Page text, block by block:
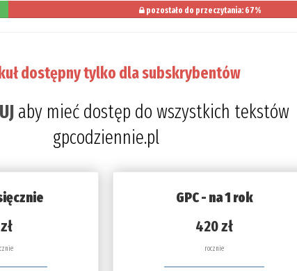
pozostało do przeczytania: 67%
dostępny tylko dla subskrybentów
aby mieć dostęp do wszystkich tekstów
gpcodziennie.pl
GPC - na 1 rok
420 zł
rocznie